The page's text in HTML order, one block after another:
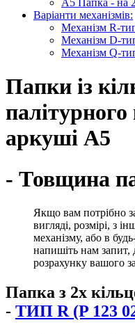
Варіанти механізмів:
Механізм R-
Механізм D-
Механізм Q-
Папки із
аркуші А5
- Товщина
Якщо вам потрібно
вигляді, розмірі, з
механізму, або в
напишіть нам запит,
розрахунку вашого
Папка з 2х
- ТИП R (P 123